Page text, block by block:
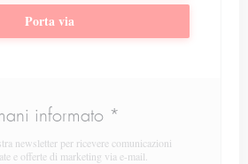
Porta via
informato *
newsletter per ricevere comunicazioni
e offerte di marketing via e-mail.